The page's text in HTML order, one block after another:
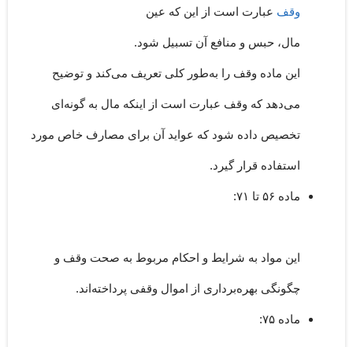
وقف عبارت است از این که عین
مال، حبس و منافع آن تسبیل شود.
این ماده وقف را به‌طور کلی تعریف می‌کند و توضیح
می‌دهد که وقف عبارت است از اینکه مال به گونه‌ای
تخصیص داده شود که عواید آن برای مصارف خاص مورد
استفاده قرار گیرد.
ماده ۵۶ تا ۷۱ :
این مواد به شرایط و احکام مربوط به صحت وقف و
چگونگی بهره‌برداری از اموال وقفی پرداخته‌اند.
ماده ۷۵ :